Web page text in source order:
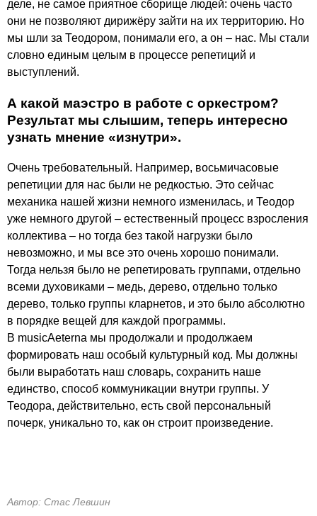
деле, не самое приятное сборище людей: очень часто
они не позволяют дирижёру зайти на их территорию. Но
мы шли за Теодором, понимали его, а он – нас. Мы стали
словно единым целым в процессе репетиций и
выступлений.
А какой маэстро в работе с оркестром?
Результат мы слышим, теперь интересно
узнать мнение «изнутри».
Очень требовательный. Например, восьмичасовые
репетиции для нас были не редкостью. Это сейчас
механика нашей жизни немного изменилась, и Теодор
уже немного другой – естественный процесс взросления
коллектива – но тогда без такой нагрузки было
невозможно, и мы все это очень хорошо понимали.
Тогда нельзя было не репетировать группами, отдельно
всеми духовиками – медь, дерево, отдельно только
дерево, только группы кларнетов, и это было абсолютно
в порядке вещей для каждой программы.
В musicAeterna мы продолжали и продолжаем
формировать наш особый культурный код. Мы должны
были выработать наш словарь, сохранить наше
единство, способ коммуникации внутри группы. У
Теодора, действительно, есть свой персональный
почерк, уникально то, как он строит произведение.
Автор: Стас Левшин